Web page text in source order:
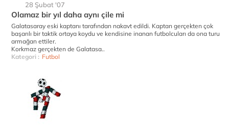
28 Şubat '07
Olamaz bir yıl daha aynı çile mi
Galatasaray eski kaptanı tarafından nakavt edildi. Kaptan gerçekten çok
başarılı bir taktik ortaya koydu ve kendisine inanan futbolcuları da ona turu
armağan ettiler.
Korkmaz gerçekten de Galatasa..
Kategori : Futbol